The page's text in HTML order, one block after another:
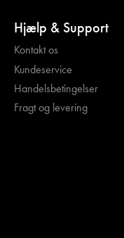
Hjælp & Support
Kontakt os
Kundeservice
Handelsbetingelser
Fragt og levering